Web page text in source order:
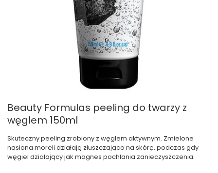
Beauty Formulas peeling do twarzy z
węglem 150ml
Skuteczny peeling zrobiony z węglem aktywnym. Zmielone
nasiona moreli działają złuszczająco na skórę, podczas gdy
węgiel działający jak magnes pochłania zanieczyszczenia.